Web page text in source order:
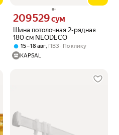
Шина потолочная 2-рядная
180 см NEODECO
Цена 209529 сум вместо
209 529сум
15 – 18 авг ПВЗ
По клику
KAPSAL